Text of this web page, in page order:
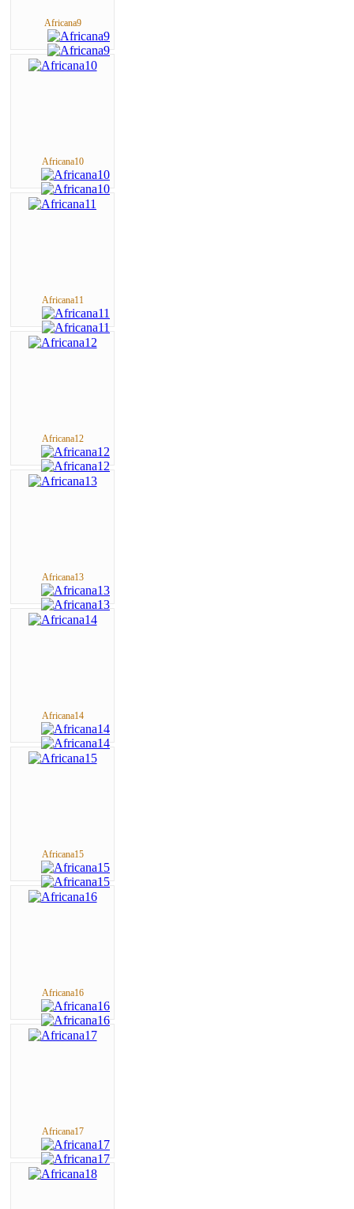
Africana9
Africana10
Africana11
Africana12
Africana13
Africana14
Africana15
Africana16
Africana17